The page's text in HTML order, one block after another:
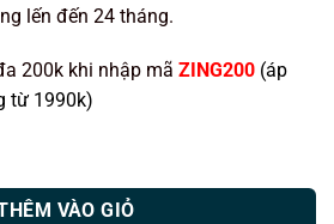
lến đến 24 tháng.
200k khi nhập mã ZING200 (áp
từ 1990k)
nhựa PVC cao cấp Huvi số lượng
VÀO GIỎ